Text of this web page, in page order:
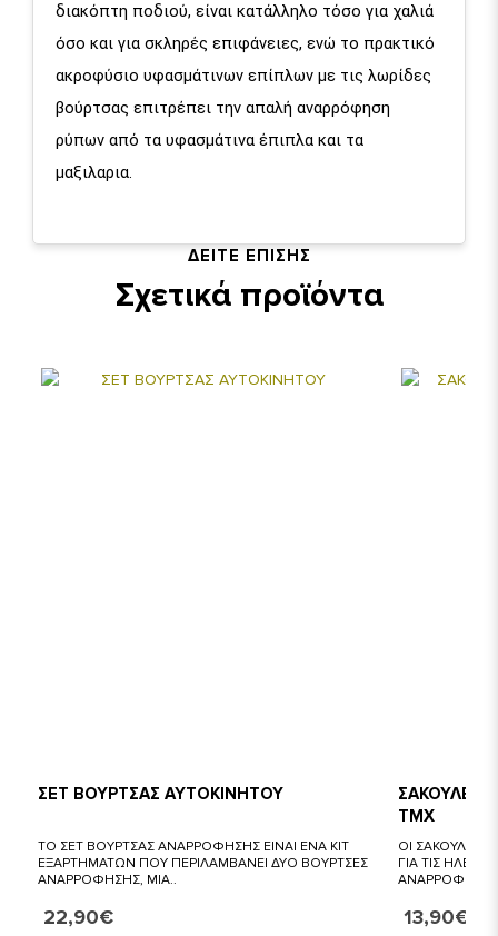
διακόπτη ποδιού, είναι κατάλληλο τόσο για χαλιά
όσο και για σκληρές επιφάνειες, ενώ το πρακτικό
ακροφύσιο υφασμάτινων επίπλων με τις λωρίδες
βούρτσας επιτρέπει την απαλή αναρρόφηση
ρύπων από τα υφασμάτινα έπιπλα και τα
μαξιλαρια.
ΔΕΙΤΕ ΕΠΙΣΗΣ
Σχετικά προϊόντα
ΣΕΤ ΒΟΥΡΤΣΑΣ ΑΥΤΟΚΙΝΗΤΟΥ
ΤΟ ΣΕΤ ΒΟΥΡΤΣΑΣ ΑΝΑΡΡΟΦΗΣΗΣ ΕΙΝΑΙ ΕΝΑ ΚΙΤ
ΕΞΑΡΤΗΜΑΤΩΝ ΠΟΥ ΠΕΡΙΛΑΜΒΑΝΕΙ ΔΥΟ ΒΟΥΡΤΣΕΣ
ΑΝΑΡΡΟΦΗΣΗΣ, ΜΙΑ..
22,90€
ΣΑΚΟΥΛΕΣ
ΤΜΧ
ΟΙ ΣΑΚΟΥΛΕΣ
ΓΙΑ ΤΙΣ
ΑΝΑΡΡΟΦΗΣΗΣ
13,90€